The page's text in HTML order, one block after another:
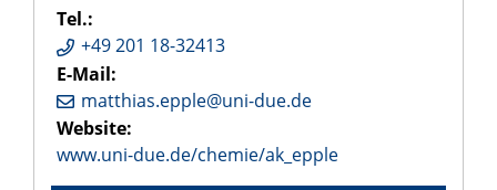
Tel.:
+49 201 18-32413
E-Mail:
matthias.epple@uni-due.de
Website:
www.uni-due.de/chemie/ak_epple